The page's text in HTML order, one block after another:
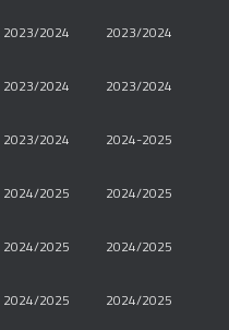
2023/2024 2023/2024
2023/2024 2023/2024
2023/2024 2024-2025
2024/2025 2024/2025
2024/2025 2024/2025
2024/2025 2024/2025